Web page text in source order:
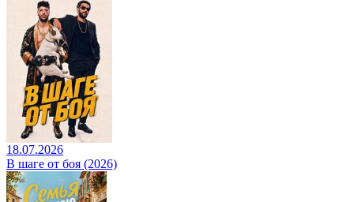
18.07.2026
В шаге от боя (2026)